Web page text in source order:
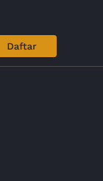
Daftar